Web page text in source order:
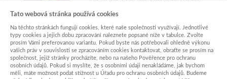
Email:
Showroom
Jungmannova 627, Kyjov 69701
Po-Pá: po domluvě (více info)
Tato webová stránka používá cookies
Na těchto stránkách fungují cookies, které naše společnosti využívají. Jednotlivé
typy cookies a jejich dobu zpracování naleznete popsané níže v tabulce. Zvolte
prosím Vámi preferovanou variantu. Pokud byste nás potřebovali ohledně výkonu
vašich práv v souvislosti se zpracováním cookies kontaktovat, obraťte se prosím na
společnost, jejíž stránky procházíte, nebo na našeho Pověřence pro ochranu
osobních údajů. Pokud si myslíte, že s osobními údaji nenakládáme, jak bychom
měli, máte možnost podat stížnost u Úřadu pro ochranu osobních údajů. Budeme